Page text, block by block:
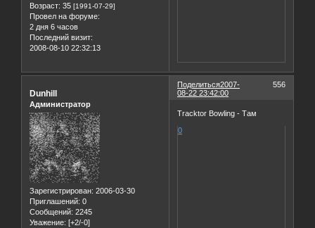
Возраст: 35 [1991-07-29]
Провел на форуме:
2 дня 6 часов
Последний визит:
2008-08-10 22:32:13
Поделиться 556
2007-
08-22 23:42:00
Dunhill
Администратор
Зарегистрирован: 2006-03-30
Приглашений: 0
Сообщений: 2245
Уважение: [+2/-0]
Tracktor Bowling - Там
0